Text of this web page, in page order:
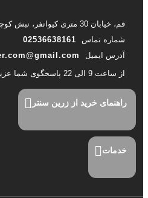
قم، خیابان 30 متری کیوانفر، نبش کوچه 15، سمت چپ
شماره تماس
02536638161
آدرس ایمیل
از ساعت 9 الی 22 پاسخگوی شما عزیزان هستیم.
راهنمای خرید از زرین سنتر
خدمات